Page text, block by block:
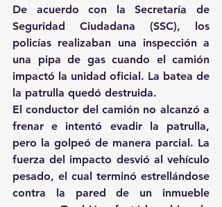
De acuerdo con la Secretaría de
Seguridad Ciudadana (SSC), los
policías realizaban una inspección a
una pipa de gas cuando el camión
impactó la unidad oficial. La batea de
la patrulla quedó destruida.
El conductor del camión no alcanzó a
frenar e intentó evadir la patrulla,
pero la golpeó de manera parcial. La
fuerza del impacto desvió al vehículo
pesado, el cual terminó estrellándose
contra la pared de un inmueble